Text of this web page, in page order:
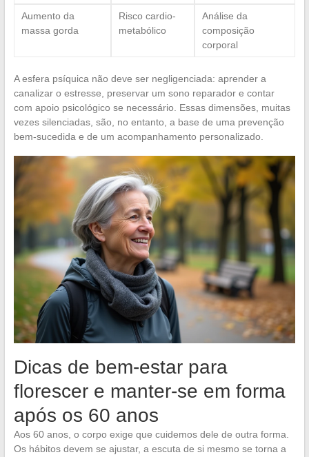
Aumento da
massa gorda
Risco cardio-
metabólico
Análise da
composição
corporal
A esfera psíquica não deve ser negligenciada: aprender a
canalizar o estresse, preservar um sono reparador e contar
com apoio psicológico se necessário. Essas dimensões, muitas
vezes silenciadas, são, no entanto, a base de uma prevenção
bem-sucedida e de um acompanhamento personalizado.
Dicas de bem-estar para
florescer e manter-se em forma
após os 60 anos
Aos 60 anos, o corpo exige que cuidemos dele de outra forma.
Os hábitos devem se ajustar, a escuta de si mesmo se torna a